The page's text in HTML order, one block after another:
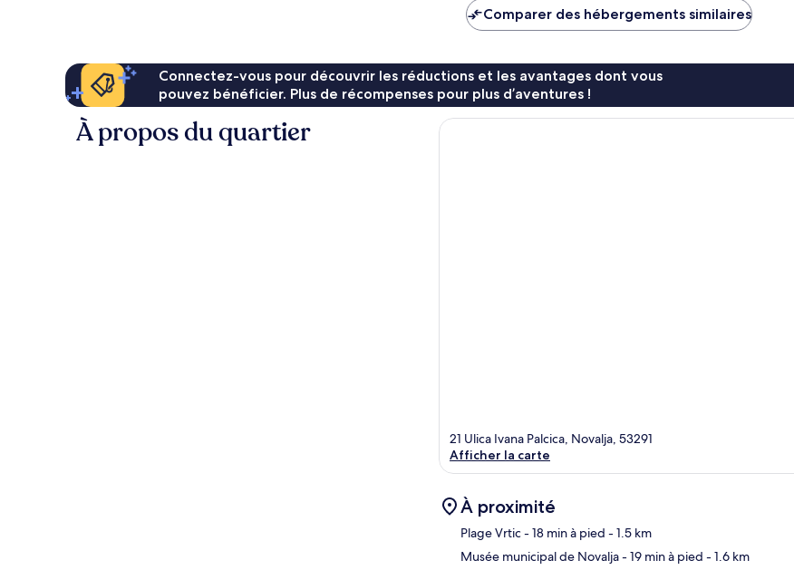
de
138 €
Comparer des hébergements similaires
Connectez-vous pour découvrir les réductions et les avantages dont vous
pouvez bénéficier. Plus de récompenses pour plus d’aventures !
À propos du quartier
21 Ulica Ivana Palcica, Novalja, 53291
Afficher la carte
À proximité
Plage Vrtic- 18 min à pied - 1.5 km
Musée municipal de Novalja- 19 min à pied - 1.6 km